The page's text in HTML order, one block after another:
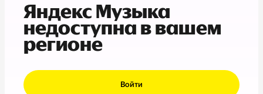
Яндекс Музыка
недоступна в вашем
регионе
Войти